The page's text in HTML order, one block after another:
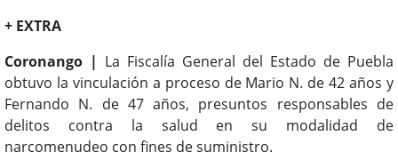
+ EXTRA
Coronango | La Fiscalía General del Estado de Puebla
obtuvo la vinculación a proceso de Mario N. de 42 años y
Fernando N. de 47 años, presuntos responsables de
delitos contra la salud en su modalidad de
narcomenudeo con fines de suministro.